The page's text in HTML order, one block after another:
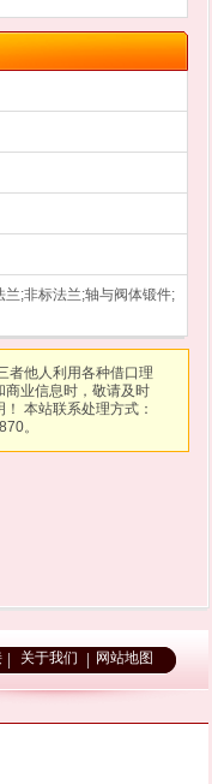
;非标法兰;轴与阀体锻件;
者他人利用各种借口理
商业信息时，敬请及时
本站联系处理方式：
。
关于我们 网站地图